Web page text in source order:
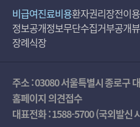
비급여진료비용환자권리장전이
정보공개정보무단수집거부공개
장례식장
주소 : 03080 서울특별시 종로구
홈페이지 의견접수
대표전화 :1588-5700(국외발신